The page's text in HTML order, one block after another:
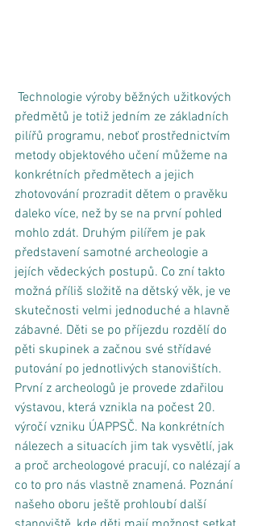
předmětů je totiž jedním ze základních
pilířů programu, neboť prostřednictvím
metody objektového učení můžeme na
konkrétních předmětech a jejich
zhotovování prozradit dětem o pravěku
daleko více, než by se na první pohled
mohlo zdát. Druhým pilířem je pak
představení samotné archeologie a
jejích vědeckých postupů. Co zní takto
možná příliš složitě na dětský věk, je ve
skutečnosti velmi jednoduché a hlavně
zábavné. Děti se po příjezdu rozdělí do
pěti skupinek a začnou své střídavé
putování po jednotlivých stanovištích.
První z archeologů je provede zdařilou
výstavou, která vznikla na počest 20.
výročí vzniku ÚAPPSČ. Na konkrétních
nálezech a situacích jim tak vysvětlí, jak
a proč archeologové pracují, co nalézají a
co to pro nás vlastně znamená. Poznání
našeho oboru ještě prohloubí další